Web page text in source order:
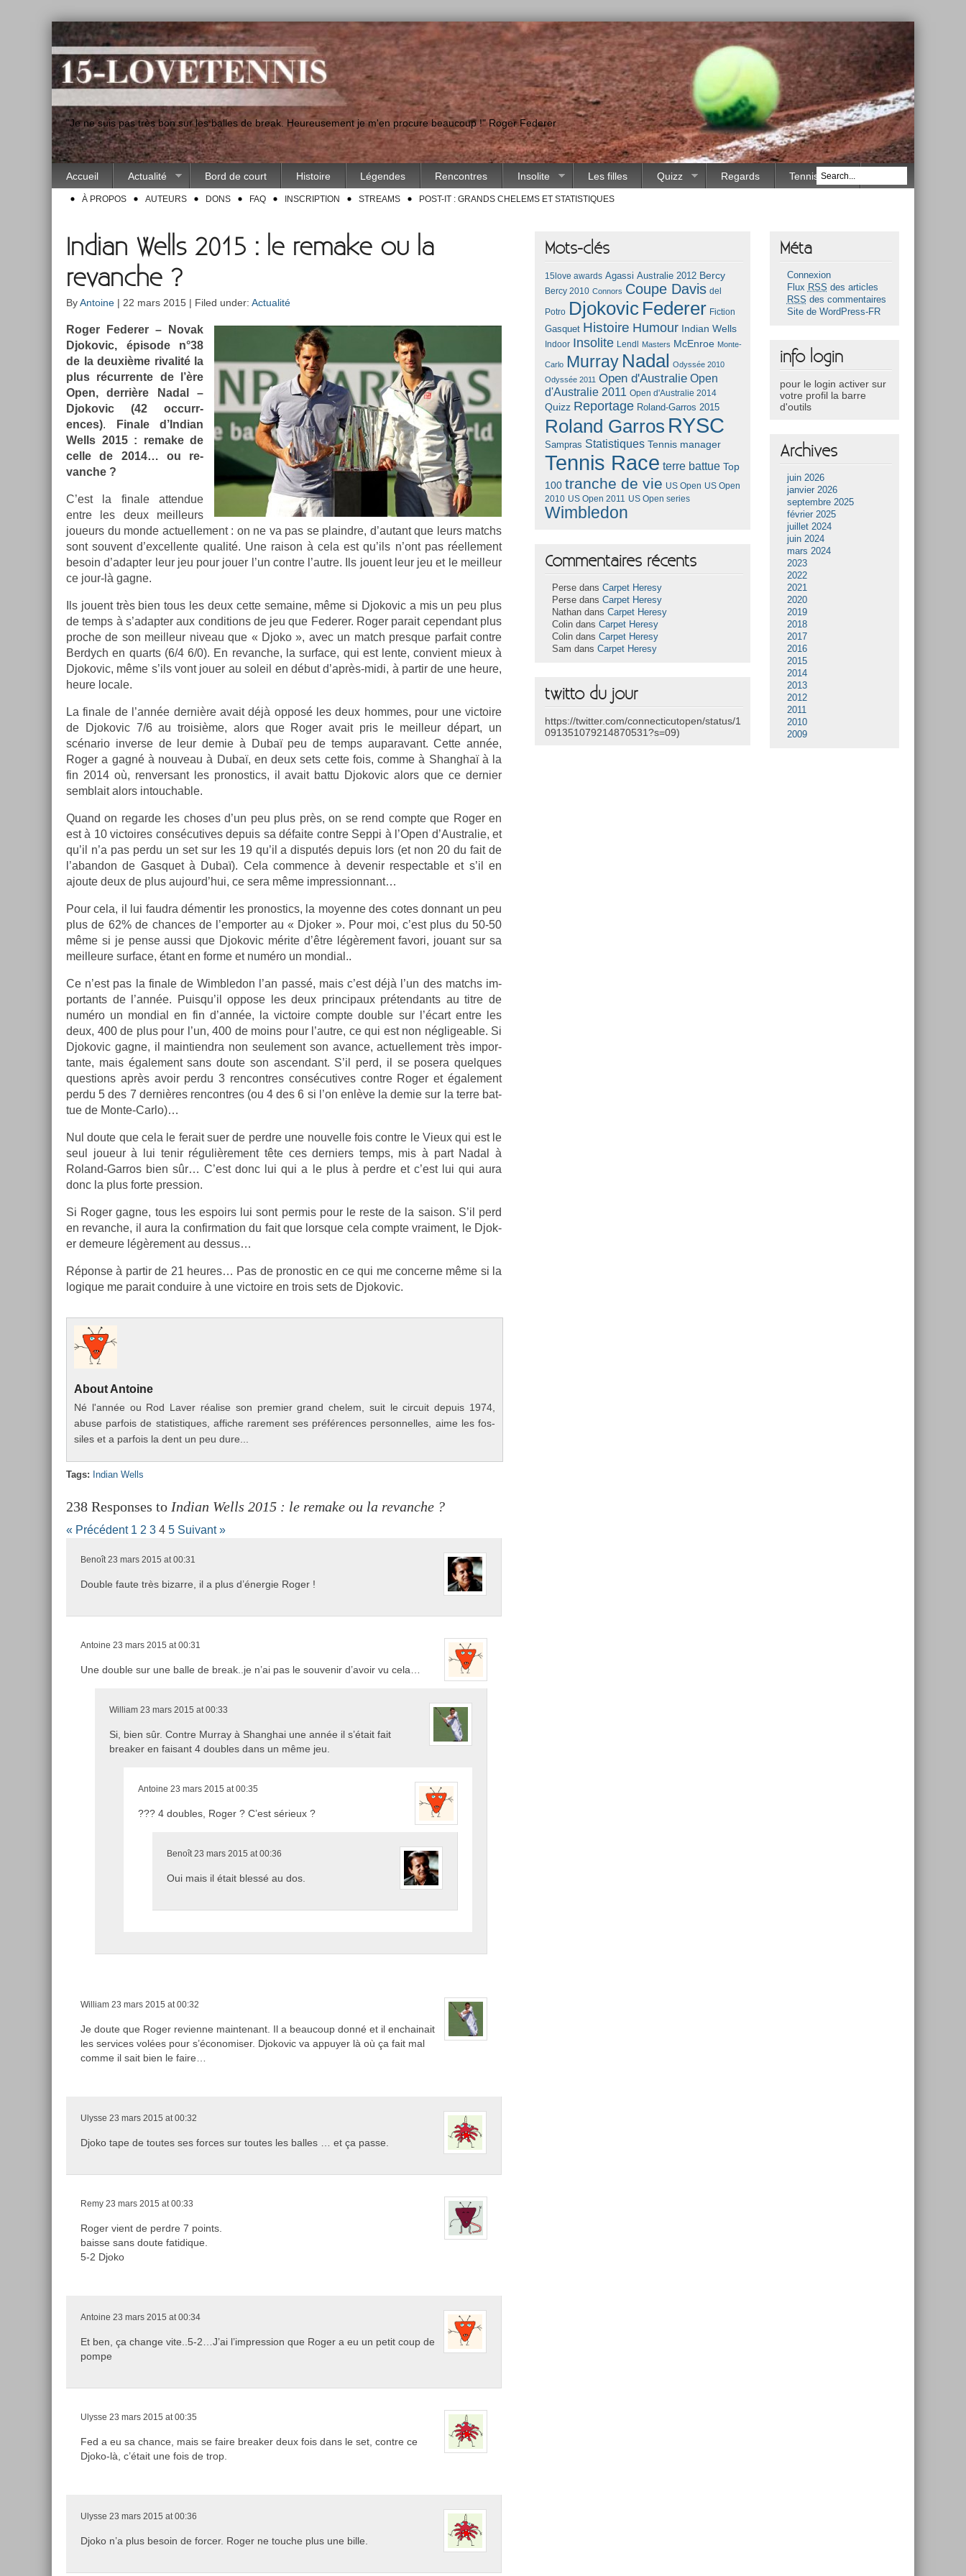
"Je ne suis pas très bon sur les balles de break. Heureusement je m'en procure beaucoup !" Roger Federer
Accueil Actualité Bord de court Histoire Légendes Rencontres Insolite Les filles Quizz Regards Tennis Race
À PROPOS AUTEURS DONS FAQ INSCRIPTION STREAMS POST-IT : GRANDS CHELEMS ET STATISTIQUES
Indian Wells 2015 : le remake ou la
revanche ?
ByAntoine | 22 mars 2015 | Filed under: Actualité
Roger Feder­er – Novak
Djokovic, épisode n°38
de la deuxième rivalité la
plus récur­rente de l’ère
Open, derrière Nadal –
Djokovic (42 oc­curr­
ences).
Fin­ale d’In­dian
Wells 2015 : re­make de
celle de 2014… ou re­
vanche ?
C’est la fin­ale at­tendue
entre les deux meil­leurs
joueurs du monde ac­tuel­le­ment : on ne va pas se plaindre, d’autant que leurs matchs
sont souvent d’ex­cellen­te qualité. Une raison à cela est qu’ils n’ont pas réel­le­ment
be­soin d’adapt­er leur jeu pour jouer l’un con­tre l’autre. Ils jouent leur jeu et le meil­leur
ce jour-là gagne.
Ils jouent très bien tous les deux cette semaine, même si Djokovic a mis un peu plus
de temps à s’adapt­er aux con­di­tions de jeu que Feder­er. Roger para­it cepen­dant plus
pro­che de son meil­leur niveau que « Djoko », avec un match pre­sque par­fait con­tre
Be­rdych en quarts (6/4 6/0). En re­vanche, la sur­face, qui est lente, con­vient mieux à
Djokovic, même s’ils vont jouer au sol­eil en début d’après-midi, à par­tir de une heure,
heure loc­ale.
La fin­ale de l’année dernière avait déjà opposé les deux hom­mes, pour une vic­toire
de Djokovic 7/6 au troisiè­me, alors que Roger avait pris le meil­leur départ, un
scénario in­ver­se de leur demie à Dubaï peu de temps auparavant. Cette année,
Roger a gagné à nouveau à Dubaï, en deux sets cette fois, comme à Shanghaï à la
fin 2014 où, re­nver­sant les pro­nos­tics, il avait battu Djokovic alors que ce de­rni­er
semblait alors in­touch­able.
Quand on re­gar­de les choses d’un peu plus près, on se rend com­pte que Roger en
est à 10 vic­toires con­sécutives de­puis sa défaite con­tre Seppi à l’Open d’Australie, et
qu’il n’a pas perdu un set sur les 19 qu’il a dis­putés de­puis lors (et non 20 du fait de
l’aban­don de Gas­quet à Dubaï). Cela com­m­ence à de­venir re­spect­able et s’il en
ajoute deux de plus aujourd’hui, ce sera même im­pres­sion­nant…
Pour cela, il lui faud­ra démen­tir les pro­nos­tics, la moyen­ne des cotes don­nant un peu
plus de 62% de chan­ces de l’em­port­er au « Djok­er ». Pour moi, c’est plus du 50-50
même si je pense aussi que Djokovic mérite d’être légère­ment favori, jouant sur sa
meil­leure sur­face, étant en forme et numéro un mon­di­al..
Ce n’est pas la fin­ale de Wimbledon l’an passé, mais c’est déjà l’un des matchs im­
por­tants de l’année. Puis­qu’il op­pose les deux prin­cipaux préten­dants au titre de
numéro un mon­di­al en fin d’année, la vic­toire com­pte doub­le sur l’écart entre les
deux, 400 de plus pour l’un, 400 de moins pour l’autre, ce qui est non néglige­able. Si
Djokovic gagne, il main­tiendra non seule­ment son avan­ce, ac­tuel­le­ment très im­por­
tante, mais égale­ment sans doute son as­cen­dant. S’il perd, il se posera quel­ques
ques­tions après avoir perdu 3 re­ncontres con­sécutives con­tre Roger et égale­ment
perdu 5 des 7 dernières re­ncontres (ou 4 des 6 si l’on enlève la demie sur la terre bat­
tue de Monte-Carlo)…
Nul doute que cela le ferait suer de per­dre une nouvel­le fois con­tre le Vieux qui est le
seul joueur à lui tenir réguliè­re­ment tête ces de­rni­ers temps, mis à part Nadal à
Roland-Garros bien sûr… C’est donc lui qui a le plus à per­dre et c’est lui qui aura
donc la plus forte pre­ss­ion.
Si Roger gagne, tous les es­poirs lui sont per­mis pour le reste de la saison. S’il perd
en re­vanche, il aura la con­fir­ma­tion du fait que lorsque cela com­pte vrai­ment, le Djok­
er de­meure légère­ment au de­ssus…
Réponse à par­tir de 21 heures… Pas de pro­nos­tic en ce qui me con­cer­ne même si la
logique me para­it con­duire à une vic­toire en trois sets de Djokovic.
About An­toine
Né l'année ou Rod Laver réalise son pre­mi­er grand chelem, suit le cir­cuit de­puis 1974,
abuse par­fois de statis­tiques, af­fiche rare­ment ses préfér­ences per­son­nelles, aime les fos­
siles et a par­fois la dent un peu dure...
Tags: In­dian Wells
238 Responses to Indian Wells 2015 : le remake ou la revanche ?
« Précédent 1 2 3 4 5 Suivant »
Benoît23 mars 2015 at 00:31
Double faute très bizarre, il a plus d’énergie Roger !
Antoine 23 mars 2015 at 00:31
Une double sur une balle de break..je n’ai pas le souvenir d’avoir vu cela…
William 23 mars 2015 at 00:33
Si, bien sûr. Contre Murray à Shanghai une année il s’était fait
breaker en faisant 4 doubles dans un même jeu.
Antoine 23 mars 2015 at 00:35
??? 4 doubles, Roger ? C’est sérieux ?
Benoît23 mars 2015 at 00:36
Oui mais il était blessé au dos.
William 23 mars 2015 at 00:32
Je doute que Roger revienne maintenant. Il a beaucoup donné et il enchainait
les services volées pour s’économiser. Djokovic va appuyer là où ça fait mal
comme il sait bien le faire…
Ulysse 23 mars 2015 at 00:32
Djoko tape de toutes ses forces sur toutes les balles … et ça passe.
Remy 23 mars 2015 at 00:33
Roger vient de perdre 7 points.
baisse sans doute fatidique.
5-2 Djoko
Antoine 23 mars 2015 at 00:34
Et ben, ça change vite..5-2…J’ai l’impression que Roger a eu un petit coup de
pompe
Ulysse 23 mars 2015 at 00:35
Fed a eu sa chance, mais se faire breaker deux fois dans le set, contre ce
Djoko-là, c’était une fois de trop.
Ulysse 23 mars 2015 at 00:36
Djoko n’a plus besoin de forcer. Roger ne touche plus une bille.
Mots-clés
15love awards Agassi Australie 2012 Bercy
Bercy 2010 Connors Coupe Davis del
Potro Djokovic Federer Fiction
Gasquet Histoire Humour Indian Wells
Indoor Insolite Lendl Masters McEnroe Monte-
Carlo Murray Nadal
Odyssée 2010
Odyssée 2011 Open d'Australie Open
d'Australie 2011 Open d'Australie 2014
Quizz Reportage Roland-Garros 2015
Roland Garros RYSC
Sampras Statistiques Tennis manager
Tennis Race terre battue Top
100 tranche de vie US Open US Open
2010 US Open 2011 US Open series
Wimbledon
Commentaires récents
Perse dansCarpet Heresy
Perse dansCarpet Heresy
Nathan dansCarpet Heresy
Colin dansCarpet Heresy
Colin dansCarpet Heresy
Sam dansCarpet Heresy
twitto du jour
https://twitter.com/connecticutopen/status/1
091351079214870531?s=09)
Méta
Connexion
Flux RSS des articles
RSS des commentaires
Site de WordPress-FR
info login
pour le login activer sur
votre profil la barre
d'outils
Archives
juin 2026
janvier 2026
septembre 2025
février 2025
juillet 2024
juin 2024
mars 2024
2023
2022
2021
2020
2019
2018
2017
2016
2015
2014
2013
2012
2011
2010
2009